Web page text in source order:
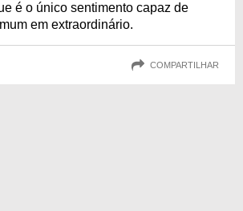
é o único sentimento capaz de
em extraordinário.
COMPARTILHAR